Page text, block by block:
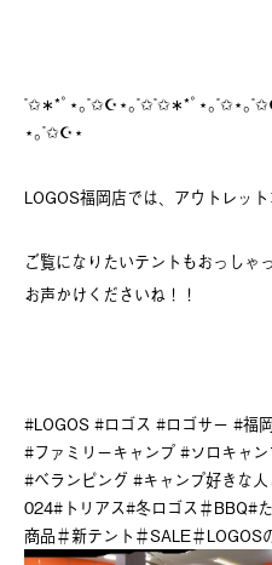
˚✩∗*ﾟ⋆｡˚✩☪︎⋆｡˚✩˚✩∗*ﾟ⋆｡˚✩⋆｡
⋆｡˚✩☪︎⋆
LOGOS福岡店では、アウトレッ
ご覧になりたいテントもおっしゃ
お声かけくださいね！！
#LOGOS #ロゴス #ロゴサー #福
#ファミリーキャンプ #ソロキャ
#べランピング #キャンプ好きな
024#トリアス#冬ロゴス＃BBQ#
商品＃新テント＃SALE＃LOGOS